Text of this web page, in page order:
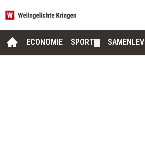
ECONOMIE SPORT